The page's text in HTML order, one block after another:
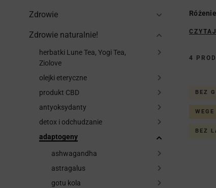
Zdrowie
Zdrowie naturalnie!
herbatki Lune Tea, Yogi Tea,
Ziolove
olejki eteryczne
produkt CBD
antyoksydanty
detox i odchudzanie
adaptogeny
ashwagandha
astragalus
gotu kola
4
BEZ
WEGE
BEZ